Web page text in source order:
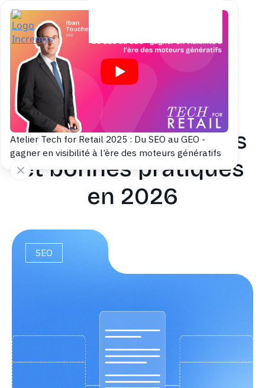
Atelier Tech for Retail 2025 : Du SEO au GEO -
gagner en visibilité à l’ère des moteurs génératifs
Back to blog
Balise UTM :
conventions, erreurs
et bonnes pratiques
en 2026
SEO